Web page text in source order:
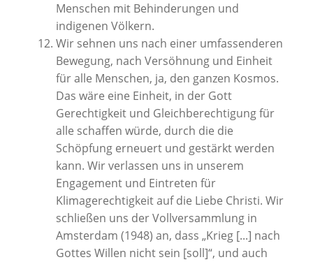
Menschen mit Behinderungen und
indigenen Völkern.
Wir sehnen uns nach einer umfassenderen
Bewegung, nach Versöhnung und Einheit
für alle Menschen, ja, den ganzen Kosmos.
Das wäre eine Einheit, in der Gott
Gerechtigkeit und Gleichberechtigung für
alle schaffen würde, durch die die
Schöpfung erneuert und gestärkt werden
kann. Wir verlassen uns in unserem
Engagement und Eintreten für
Klimagerechtigkeit auf die Liebe Christi. Wir
schließen uns der Vollversammlung in
Amsterdam (1948) an, dass „Krieg [...] nach
Gottes Willen nicht sein [soll]“, und auch